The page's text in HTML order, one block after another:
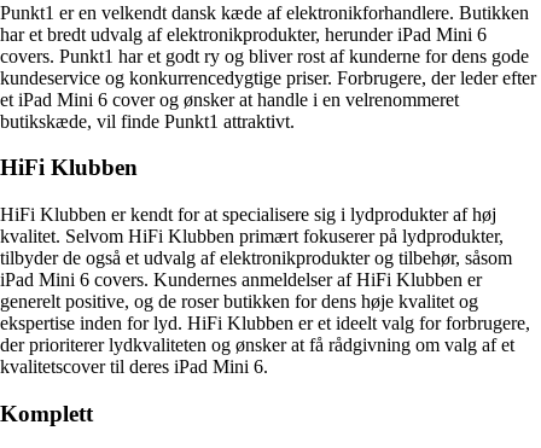
Punkt1 er en velkendt dansk kæde af elektronikforhandlere. Butikken
har et bredt udvalg af elektronikprodukter, herunder iPad Mini 6
covers. Punkt1 har et godt ry og bliver rost af kunderne for dens gode
kundeservice og konkurrencedygtige priser. Forbrugere, der leder efter
et iPad Mini 6 cover og ønsker at handle i en velrenommeret
butikskæde, vil finde Punkt1 attraktivt.
HiFi Klubben
HiFi Klubben er kendt for at specialisere sig i lydprodukter af høj
kvalitet. Selvom HiFi Klubben primært fokuserer på lydprodukter,
tilbyder de også et udvalg af elektronikprodukter og tilbehør, såsom
iPad Mini 6 covers. Kundernes anmeldelser af HiFi Klubben er
generelt positive, og de roser butikken for dens høje kvalitet og
ekspertise inden for lyd. HiFi Klubben er et ideelt valg for forbrugere,
der prioriterer lydkvaliteten og ønsker at få rådgivning om valg af et
kvalitetscover til deres iPad Mini 6.
Komplett